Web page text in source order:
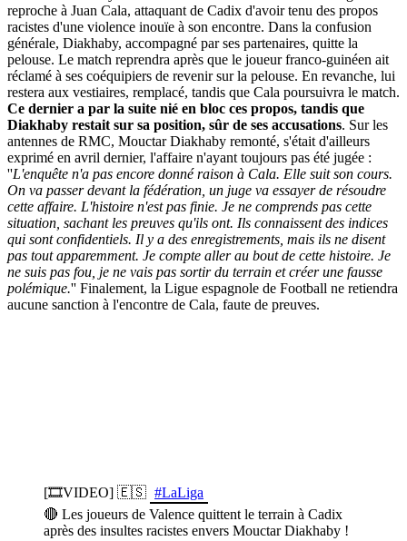
reproche à Juan Cala, attaquant de Cadix d'avoir tenu des propos
racistes d'une violence inouïe à son encontre. Dans la confusion
générale, Diakhaby, accompagné par ses partenaires, quitte la
pelouse. Le match reprendra après que le joueur franco-guinéen ait
réclamé à ses coéquipiers de revenir sur la pelouse. En revanche, lui
restera aux vestiaires, remplacé, tandis que Cala poursuivra le match.
Ce dernier a par la suite nié en bloc ces propos, tandis que
Diakhaby restait sur sa position, sûr de ses accusations. Sur les
antennes de RMC, Mouctar Diakhaby remonté, s'était d'ailleurs
exprimé en avril dernier, l'affaire n'ayant toujours pas été jugée :
''L'enquête n'a pas encore donné raison à Cala. Elle suit son cours.
On va passer devant la fédération, un juge va essayer de résoudre
cette affaire. L'histoire n'est pas finie. Je ne comprends pas cette
situation, sachant les preuves qu'ils ont. Ils connaissent des indices
qui sont confidentiels. Il y a des enregistrements, mais ils ne disent
pas tout apparemment. Je compte aller au bout de cette histoire. Je
ne suis pas fou, je ne vais pas sortir du terrain et créer une fausse
polémique.'' Finalement, la Ligue espagnole de Football ne retiendra
aucune sanction à l'encontre de Cala, faute de preuves.
[🎞️VIDEO] 🇪🇸 #LaLiga
🔴 Les joueurs de Valence quittent le terrain à Cadix
après des insultes racistes envers Mouctar Diakhaby !